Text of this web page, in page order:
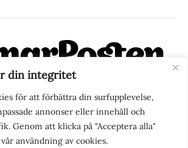
din integritet
för att förbättra din surfupplevelse,
annonser eller innehåll och
Genom att klicka på "Acceptera alla"
användning av cookies.
modern lokalnyhetstidning på nätet. Med
men också med blick för det större
vi vara din självklara kanal för nyheter,
KalmarPosten grundades 1988 och
fick nya ägare 2025.